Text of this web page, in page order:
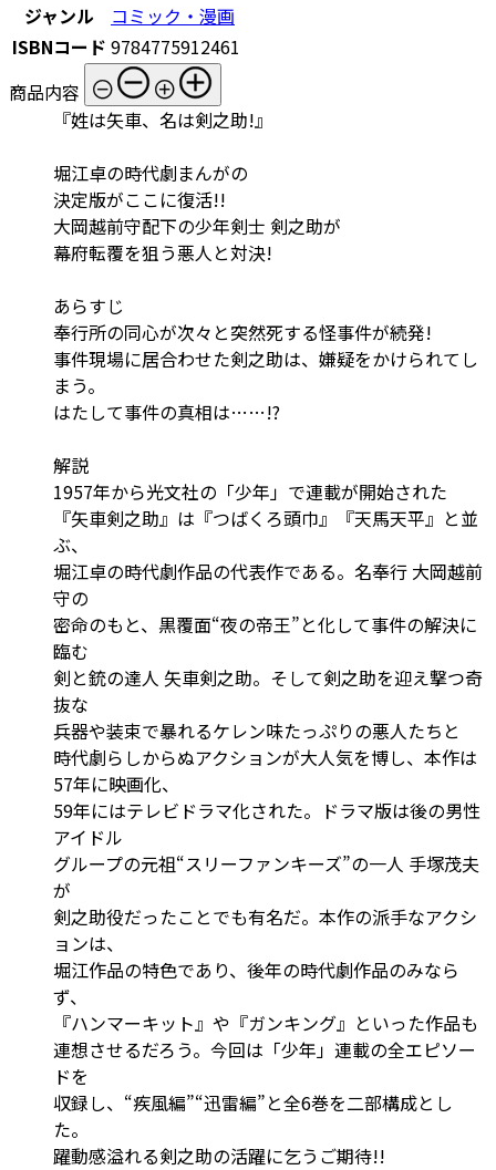
ジャンル
コミック・漫画
ISBNコード 9784775912461
商品内容
『姓は矢車、名は剣之助!』
堀江卓の時代劇まんがの
決定版がここに復活!!
大岡越前守配下の少年剣士 剣之助が
幕府転覆を狙う悪人と対決!
あらすじ
奉行所の同心が次々と突然死する怪事件が続発!
事件現場に居合わせた剣之助は、嫌疑をかけられてし
まう。
はたして事件の真相は……!?
解説
1957年から光文社の「少年」で連載が開始された
『矢車剣之助』は『つばくろ頭巾』『天馬天平』と並
ぶ、
堀江卓の時代劇作品の代表作である。名奉行 大岡越前
守の
密命のもと、黒覆面“夜の帝王”と化して事件の解決に
臨む
剣と銃の達人 矢車剣之助。そして剣之助を迎え撃つ奇
抜な
兵器や装束で暴れるケレン味たっぷりの悪人たち――と
時代劇らしからぬアクションが大人気を博し、本作は
57年に映画化、
59年にはテレビドラマ化された。ドラマ版は後の男性
アイドル
グループの元祖“スリーファンキーズ”の一人 手塚茂夫
が
剣之助役だったことでも有名だ。本作の派手なアクシ
ョンは、
堀江作品の特色であり、後年の時代劇作品のみなら
ず、
『ハンマーキット』や『ガンキング』といった作品も
連想させるだろう。今回は「少年」連載の全エピソー
ドを
収録し、“疾風編”“迅雷編”と全6巻を二部構成とし
た。
躍動感溢れる剣之助の活躍に乞うご期待!!